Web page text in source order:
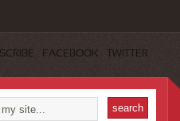
FACEBOOK TWITTER